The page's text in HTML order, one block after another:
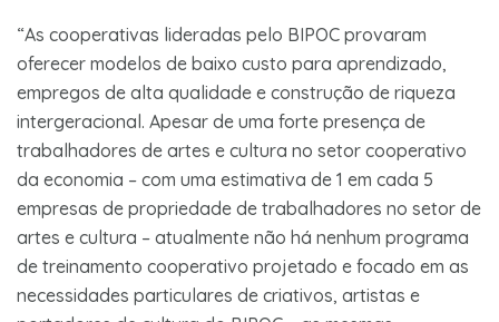
“As cooperativas lideradas pelo BIPOC provaram
oferecer modelos de baixo custo para aprendizado,
empregos de alta qualidade e construção de riqueza
intergeracional. Apesar de uma forte presença de
trabalhadores de artes e cultura no setor cooperativo
da economia – com uma estimativa de 1 em cada 5
empresas de propriedade de trabalhadores no setor de
artes e cultura – atualmente não há nenhum programa
de treinamento cooperativo projetado e focado em as
necessidades particulares de criativos, artistas e